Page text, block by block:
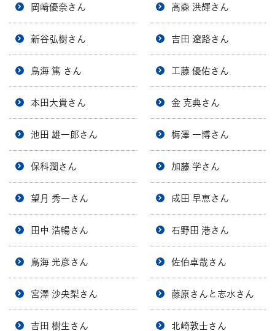
岡﨑優奈さん
新谷弘樹さん
鳥海 篤 さん
本田大貴さん
池田 雄一郎さん
保科潤さん
望月 秀一さん
田中 浩暢さん
鳥海 光彦さん
宮澤 沙央梨さん
吉田 樹生さん
高森 洪輝さん
吉田 遼路さん
工藤 優佑さん
金 克典さん
梅澤 一博さん
加藤 学さん
成田 早恵さん
石野田 港さん
佐伯卓哉さん
藤原さんと志水さん
北崎敦士さん